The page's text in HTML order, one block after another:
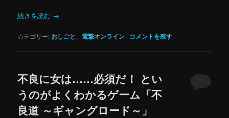
続きを読む →
カテゴリー: おしごと 電撃オンライン | コメントを残す
不良に女は……必須だ！ とい
うのがよくわかるゲーム「不
良道 ～ギャングロード～」